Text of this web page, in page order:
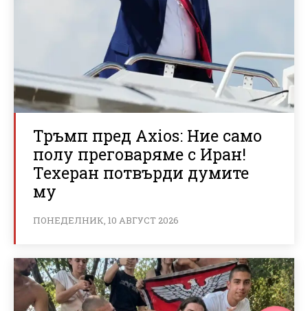
Тръмп пред Axios: Ние само
полу преговаряме с Иран!
Техеран потвърди думите
му
ПОНЕДЕЛНИК, 10 АВГУСТ 2026